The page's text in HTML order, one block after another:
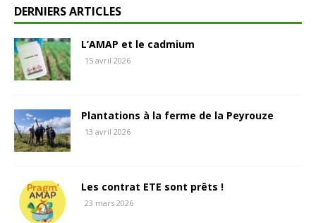
DERNIERS ARTICLES
L’AMAP et le cadmium
15 avril 2026
Plantations à la ferme de la Peyrouze
13 avril 2026
Les contrat ETE sont prêts !
23 mars 2026